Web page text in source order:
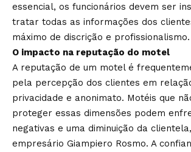
essencial, os funcionários devem ser
tratar todas as informações dos
máximo de discrição e profissionalismo.
O impacto na reputação do motel
A reputação de um motel é
pela percepção dos clientes em
privacidade e anonimato. Motéis que
proteger essas dimensões podem
negativas e uma diminuição da
empresário Giampiero Rosmo. A